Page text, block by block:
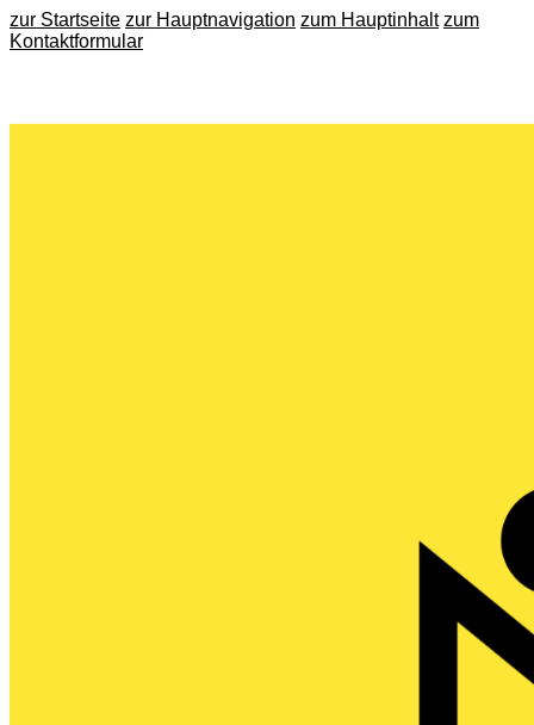
zur Startseite zur Hauptnavigation zum Hauptinhalt zum
Kontaktformular